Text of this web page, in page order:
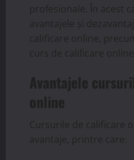
profesionale. În acest
avantajele și
calificare online,
curs de calificare
Avantajele
online
Cursurile de calificare
avantaje, printre care: